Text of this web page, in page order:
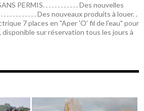
PERMIS. . . . . . . . . . . . Des nouvelles
. . . . . . . . . . Des nouveaux produits à louer. .
7 places en "Aper 'O' fil de l'eau" pour
disponible sur réservation tous les jours à